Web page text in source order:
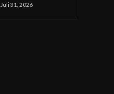
Juli 31, 2026